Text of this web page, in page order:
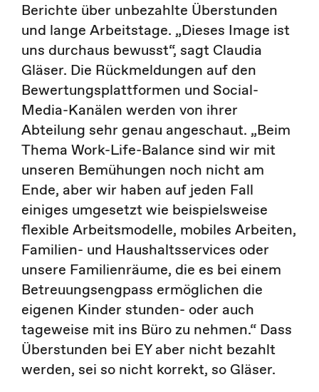
Berichte über unbezahlte Überstunden
und lange Arbeitstage. „Dieses Image ist
uns durchaus bewusst“, sagt Claudia
Gläser. Die Rückmeldungen auf den
Bewertungsplattformen und Social-
Media-Kanälen werden von ihrer
Abteilung sehr genau angeschaut. „Beim
Thema Work-Life-Balance sind wir mit
unseren Bemühungen noch nicht am
Ende, aber wir haben auf jeden Fall
einiges umgesetzt wie beispielsweise
flexible Arbeitsmodelle, mobiles Arbeiten,
Familien- und Haushaltsservices oder
unsere Familienräume, die es bei einem
Betreuungsengpass ermöglichen die
eigenen Kinder stunden- oder auch
tageweise mit ins Büro zu nehmen.“ Dass
Überstunden bei EY aber nicht bezahlt
werden, sei so nicht korrekt, so Gläser.